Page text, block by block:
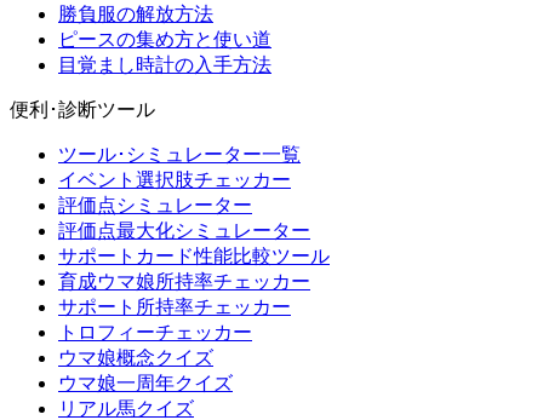
勝負服の解放方法
ピースの集め方と使い道
目覚まし時計の入手方法
便利･診断ツール
ツール･シミュレーター一覧
イベント選択肢チェッカー
評価点シミュレーター
評価点最大化シミュレーター
サポートカード性能比較ツール
育成ウマ娘所持率チェッカー
サポート所持率チェッカー
トロフィーチェッカー
ウマ娘概念クイズ
ウマ娘一周年クイズ
リアル馬クイズ